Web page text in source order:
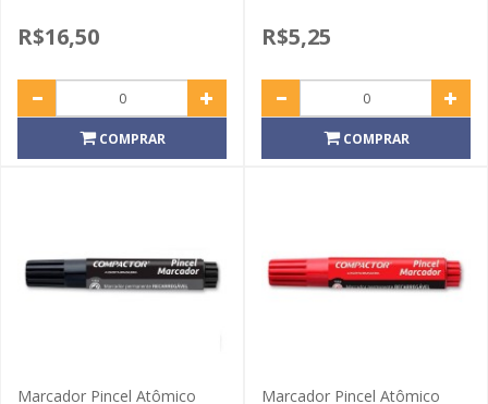
R$16,50
COMPRAR
R$5,25
COMPRAR
Marcador Pincel Atômico Marcador Pincel Atômico